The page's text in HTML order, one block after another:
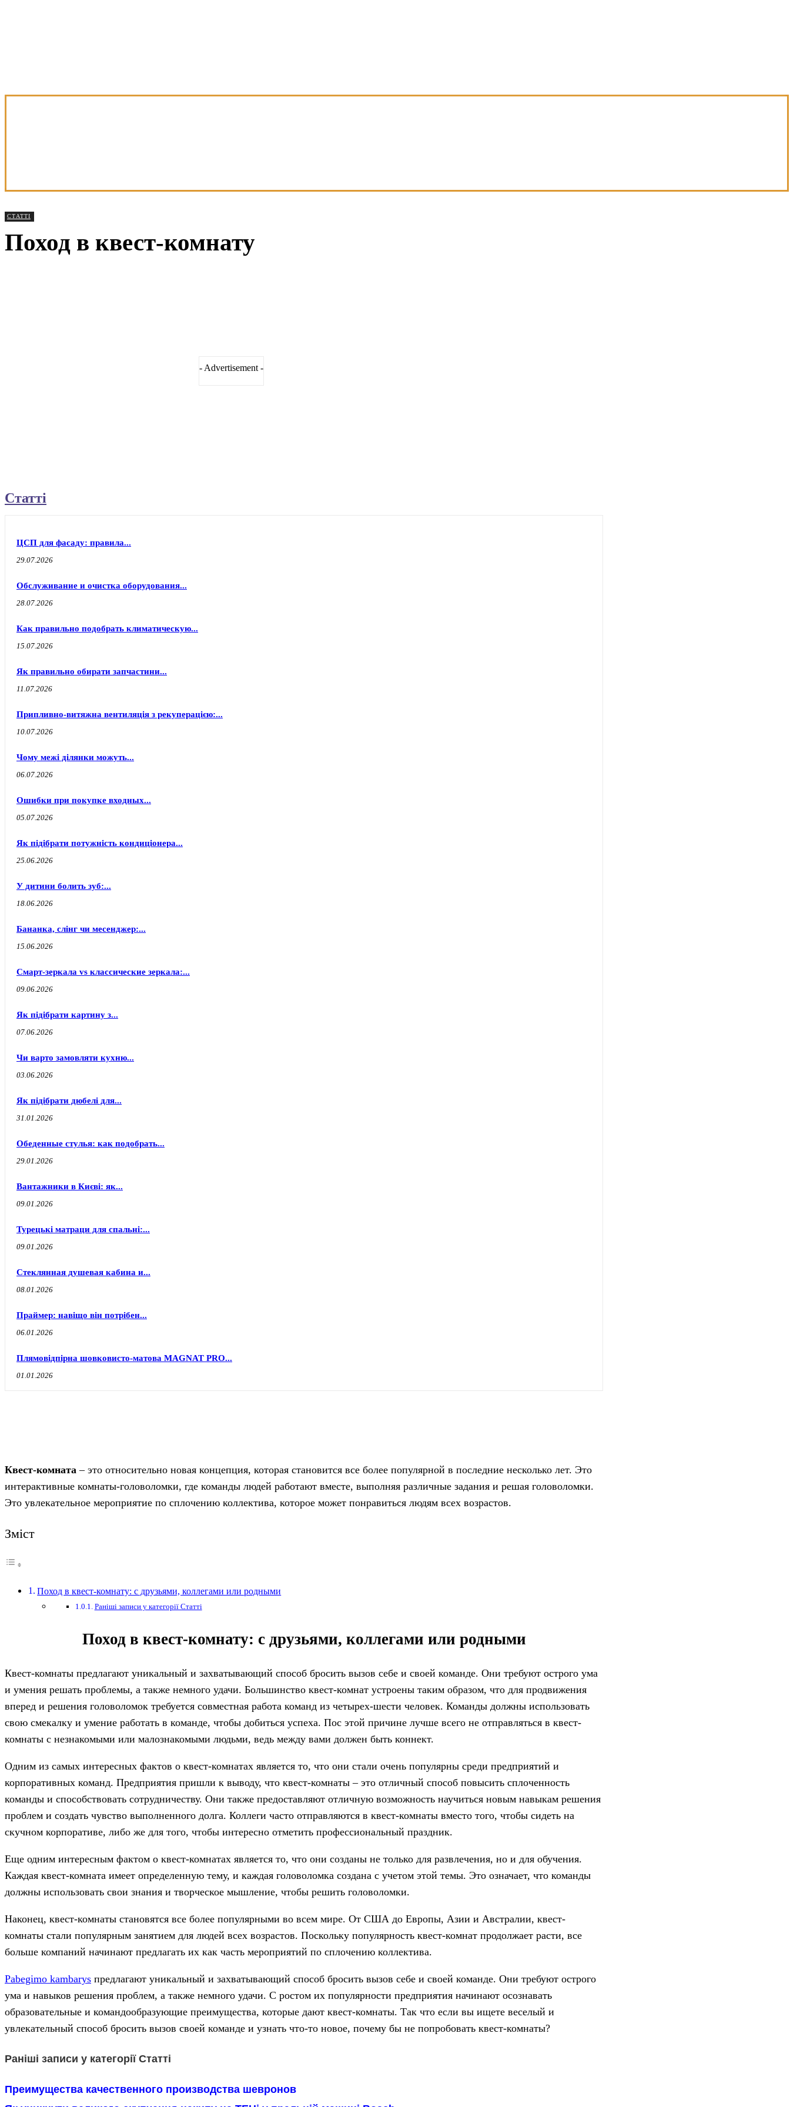
СТАТТІ
Поход в квест-комнату
- Advertisement -
Статті
ЦСП для фасаду: правила...
29.07.2026
Обслуживание и очистка оборудования...
28.07.2026
Как правильно подобрать климатическую...
15.07.2026
Як правильно обирати запчастини...
11.07.2026
Припливно-витяжна вентиляція з рекуперацією:...
10.07.2026
Чому межі ділянки можуть...
06.07.2026
Ошибки при покупке входных...
05.07.2026
Як підібрати потужність кондиціонера...
25.06.2026
У дитини болить зуб:...
18.06.2026
Бананка, слінг чи месенджер:...
15.06.2026
Смарт-зеркала vs классические зеркала:...
09.06.2026
Як підібрати картину з...
07.06.2026
Чи варто замовляти кухню...
03.06.2026
Як підібрати дюбелі для...
31.01.2026
Обеденные стулья: как подобрать...
29.01.2026
Вантажники в Києві: як...
09.01.2026
Турецькі матраци для спальні:...
09.01.2026
Стеклянная душевая кабина и...
08.01.2026
Праймер: навіщо він потрібен...
06.01.2026
Плямовідпірна шовковисто-матова MAGNAT PRO...
01.01.2026
Квест-комната– это относительно новая концепция, которая становится все более популярной в последние несколько лет. Это
интерактивные комнаты-головоломки, где команды людей работают вместе, выполняя различные задания и решая головоломки.
Это увлекательное мероприятие по сплочению коллектива, которое может понравиться людям всех возрастов.
Зміст
Поход в квест-комнату: с друзьями, коллегами или родными
Раніші записи у категорії Статті
Поход в квест-комнату: с друзьями, коллегами или родными
Квест-комнаты предлагают уникальный и захватывающий способ бросить вызов себе и своей команде. Они требуют острого ума
и умения решать проблемы, а также немного удачи. Большинство квест-комнат устроены таким образом, что для продвижения
вперед и решения головоломок требуется совместная работа команд из четырех-шести человек. Команды должны использовать
свою смекалку и умение работать в команде, чтобы добиться успеха. Пос этой причине лучше всего не отправляться в квест-
комнаты с незнакомыми или малознакомыми людьми, ведь между вами должен быть коннект.
Одним из самых интересных фактов о квест-комнатах является то, что они стали очень популярны среди предприятий и
корпоративных команд. Предприятия пришли к выводу, что квест-комнаты – это отличный способ повысить сплоченность
команды и способствовать сотрудничеству. Они также предоставляют отличную возможность научиться новым навыкам решения
проблем и создать чувство выполненного долга. Коллеги часто отправляются в квест-комнаты вместо того, чтобы сидеть на
скучном корпоративе, либо же для того, чтобы интересно отметить профессиональный праздник.
Еще одним интересным фактом о квест-комнатах является то, что они созданы не только для развлечения, но и для обучения.
Каждая квест-комната имеет определенную тему, и каждая головоломка создана с учетом этой темы. Это означает, что команды
должны использовать свои знания и творческое мышление, чтобы решить головоломки.
Наконец, квест-комнаты становятся все более популярными во всем мире. От США до Европы, Азии и Австралии, квест-
комнаты стали популярным занятием для людей всех возрастов. Поскольку популярность квест-комнат продолжает расти, все
больше компаний начинают предлагать их как часть мероприятий по сплочению коллектива.
Pabegimo kambarys предлагают уникальный и захватывающий способ бросить вызов себе и своей команде. Они требуют острого
ума и навыков решения проблем, а также немного удачи. С ростом их популярности предприятия начинают осознавать
образовательные и командообразующие преимущества, которые дают квест-комнаты. Так что если вы ищете веселый и
увлекательный способ бросить вызов своей команде и узнать что-то новое, почему бы не попробовать квест-комнаты?
Раніші записи у категорії Статті
Преимущества качественного производства шевронов